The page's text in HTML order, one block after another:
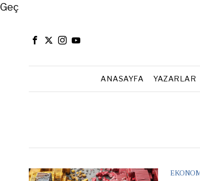
Close
Geç
ANASAYFA YAZARLAR